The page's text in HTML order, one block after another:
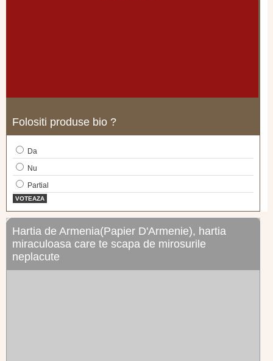
Folositi produse bio ?
Da
Nu
Partial
VOTEAZA
Hartia de Armenia(Papier D'Armenie), hartia
miraculoasa care te scapa de mirosurile
neplacute